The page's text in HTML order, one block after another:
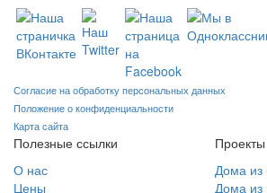
Согласие на обработку персональных данных
Положение о конфиденциальности
Карта сайта
Полезные ссылки
О нас
Цены
Проекты
Дома из
Дома из